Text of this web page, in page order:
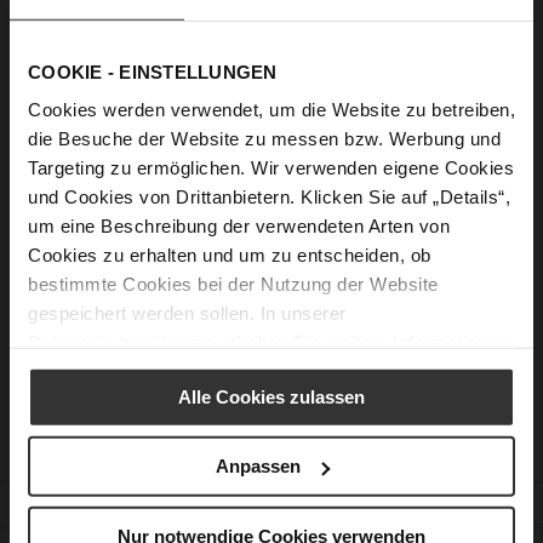
COOKIE - EINSTELLUNGEN
Cookies werden verwendet, um die Website zu betreiben,
die Besuche der Website zu messen bzw. Werbung und
Targeting zu ermöglichen. Wir verwenden eigene Cookies
und Cookies von Drittanbietern. Klicken Sie auf „Details“,
um eine Beschreibung der verwendeten Arten von
Cookies zu erhalten und um zu entscheiden, ob
bestimmte Cookies bei der Nutzung der Website
gespeichert werden sollen. In unserer
Alle Cookies zulassen
Anpassen
Nur notwendige Cookies verwenden
Show Password
Forgot Your Password?
New Customers
Creating an account has many benefits: check out faster, keep
more than one address, track orders and more.
CUSTOMER SERVICE